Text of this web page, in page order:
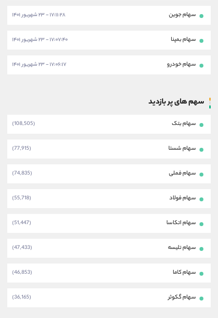
سهام جوین ۱۷:۱۱:۲۸ - ۲۳ شهریور ۱۴۰۱
سهام بمپنا ۱۷:۰۷:۴۰ - ۲۳ شهریور ۱۴۰۱
سهام خودرو ۱۷:۰۶:۱۷ - ۲۳ شهریور ۱۴۰۱
سهم های پر بازدید
سهام بتک (108,505)
سهام شستا (77,915)
سهام فملی (74,835)
سهام فولاد (55,718)
سهام اتکاسا (51,447)
سهام تلیسه (47,433)
سهام کاما (46,853)
سهام گکوثر (36,165)